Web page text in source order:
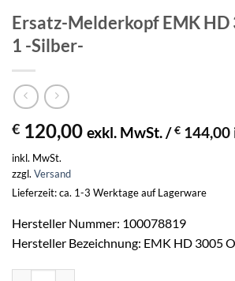
Ersatz-Melderkopf EMK HD
1 -Silber-
€ 120,00 exkl. MwSt. /€ 144,00
inkl. MwSt.
zzgl. Versand
Lieferzeit: ca. 1-3 Werktage auf Lagerware
Hersteller Nummer: 100078819
Hersteller Bezeichnung: EMK HD 3005